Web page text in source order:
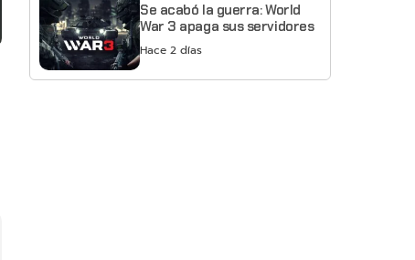
Se acabó la guerra: World
War 3 apaga sus servidores
Hace 2 días